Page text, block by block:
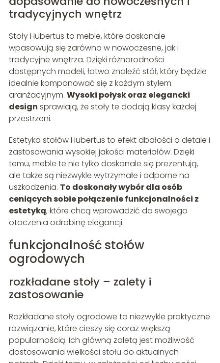
tradycyjnych wnętrz
Stoły Hubertus to meble, które doskonale
wpasowują się zarówno w nowoczesne, jak i
tradycyjne wnętrza. Dzięki różnorodności
dostępnych modeli, łatwo znaleźć stół, który będzie
idealnie komponować się z każdym stylem
aranżacyjnym. Wysoki połysk oraz elegancki
design sprawiają, że stoły te dodają klasy każdej
przestrzeni.
Estetyka stołów Hubertus to efekt dbałości o detale i
zastosowania wysokiej jakości materiałów. Dzięki
temu, meble te nie tylko doskonale się prezentują,
ale także są niezwykle wytrzymałe i odporne na
uszkodzenia. To doskonały wybór dla osób
ceniących sobie połączenie funkcjonalności z
estetyką, które chcą wprowadzić do swojego
otoczenia odrobinę elegancji.
funkcjonalność stołów
ogrodowych
rozkładane stoły – zalety i
zastosowanie
Rozkładane stoły ogrodowe to niezwykle praktyczne
rozwiązanie, które cieszy się coraz większą
popularnością. Ich główną zaletą jest możliwość
dostosowania wielkości stołu do aktualnych